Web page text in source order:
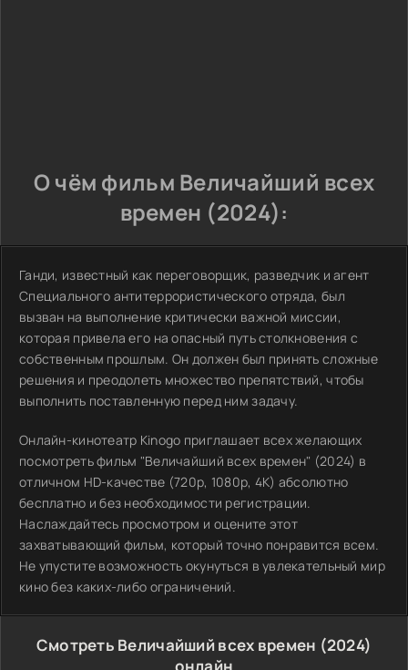
О чём фильм Величайший всех
времен (2024):
Ганди, известный как переговорщик, разведчик и агент
Специального антитеррористического отряда, был
вызван на выполнение критически важной миссии,
которая привела его на опасный путь столкновения с
собственным прошлым. Он должен был принять сложные
решения и преодолеть множество препятствий, чтобы
выполнить поставленную перед ним задачу.
Онлайн-кинотеатр Kinogo приглашает всех желающих
посмотреть фильм "Величайший всех времен" (2024) в
отличном HD-качестве (720p, 1080p, 4K) абсолютно
бесплатно и без необходимости регистрации.
Наслаждайтесь просмотром и оцените этот
захватывающий фильм, который точно понравится всем.
Не упустите возможность окунуться в увлекательный мир
кино без каких-либо ограничений.
Смотреть Величайший всех времен (2024)